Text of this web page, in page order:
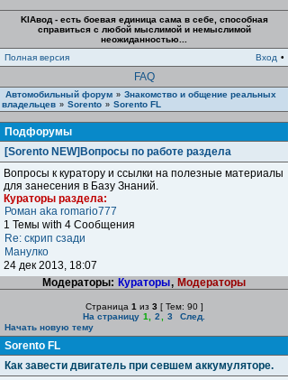
KIAвод - есть боевая единица сама в себе, способная
справиться с любой мыслимой и немыслимой
неожиданностью...
Полная версия
Вход •
FAQ
Автомобильный форум » Знакомство и общение реальных
владельцев » Sorento » Sorento FL
Подфорумы
[Sorento NEW]Вопросы по работе раздела
Вопросы к куратору и ссылки на полезные материалы
для занесения в Базу Знаний.
Кураторы раздела:
Роман aka romario777
1 Темы with 4 Сообщения
Re: скрип сзади
Манулко
24 дек 2013, 18:07
Модераторы: Кураторы, Модераторы
Страница 1 из 3 [ Тем: 90 ]
На страницу 1 2 3
След.
Начать новую тему
Sorento FL
Как завести двигатель при севшем аккумуляторе.